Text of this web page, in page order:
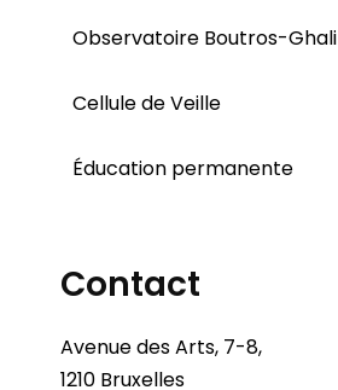
Observatoire Boutros-Ghali
Cellule de Veille
Éducation permanente
Contact
Avenue des Arts, 7-8,
1210 Bruxelles